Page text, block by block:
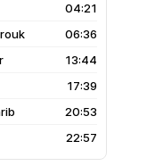
04:21
06:36
13:44
17:39
20:53
22:57